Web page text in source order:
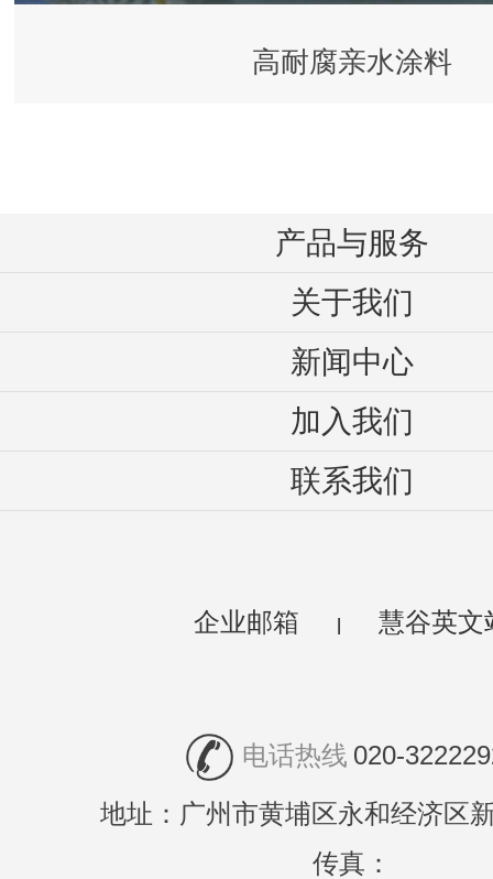
高耐腐亲水涂料
产品与服务
关于我们
新闻中心
加入我们
联系我们
企业邮箱 慧谷英文
电话热线 020-
地址：广州市黄埔区永和经济区
传真：